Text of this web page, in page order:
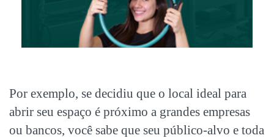
Por exemplo, se decidiu que o local ideal para
abrir seu espaço é próximo a grandes empresas
ou bancos, você sabe que seu público-alvo e toda